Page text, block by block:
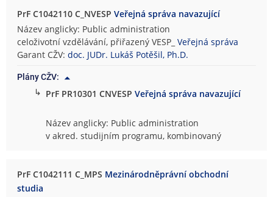
PrF C1042110 C_NVESPVeřejná správa navazující
Název anglicky: Public administration
celoživotní vzdělávání, přiřazený VESP_Veřejná správa
Garant CŽV:doc. JUDr. Lukáš Potěšil, Ph.D.
Plány CŽV:
↳ PrF PR10301 CNVESPVeřejná správa navazující
Název anglicky: Public administration
v akred. studijním programu, kombinovaný
PrF C1042111 C_MPS Mezinárodněprávní obchodní
studia